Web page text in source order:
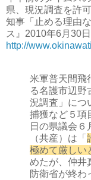
県、現況調査を許
知事「止める理由
ス』2010年6月30日
http://
米軍普天間飛
る名護市辺野
況調査」につ
捕獲など５項
日の県議会６
（共産）は「
極めて厳しい
めたが、仲井
防衛省が終わ